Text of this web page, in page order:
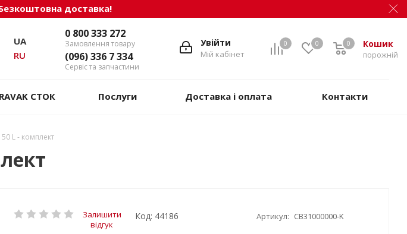
доставка!
0 0 Кошик
порожній
0
Увійти
Мій кабінет
0 800 333 272
Замовлення товару
(096) 336 7 334
Сервіс та запчастини
UA
RU
RAVAK СТОК Послуги Доставка і оплата Контакти
L - комплект
Залишити
відгук
Код: 44186 Артикул: CB31000000-K